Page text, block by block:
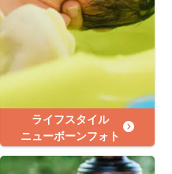
ライフスタイル
ニューボーンフォト